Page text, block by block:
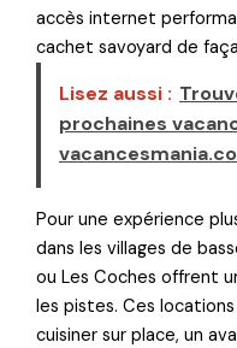
accès internet
cachet savoyard de
Lisez aussi :
prochaines
Pour une expérience
dans les villages de
ou Les Coches offrent
les pistes. Ces
cuisiner sur place, un